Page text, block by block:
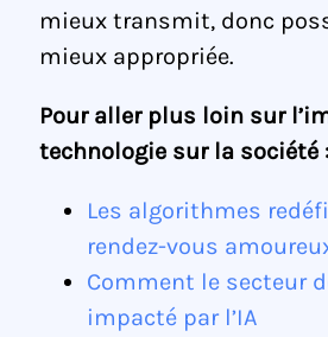
mieux transmit, donc
mieux appropriée.
Pour aller plus loin sur
technologie sur la société
Les algorithmes
rendez-vous
Comment le secteur
impacté par l’IA